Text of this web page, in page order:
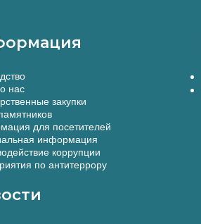
нас
закупки
для посетителей
информация
коррупции
по антитеррору